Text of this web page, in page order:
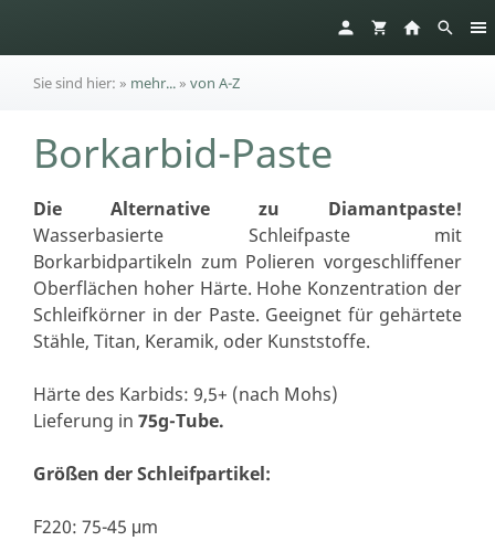
Sie sind hier: » mehr...» von A-Z
Borkarbid-Paste
Die Alternative zu Diamantpaste!
Wasserbasierte Schleifpaste mit
Borkarbidpartikeln zum Polieren vorgeschliffener
Oberflächen hoher Härte. Hohe Konzentration der
Schleifkörner in der Paste. Geeignet für gehärtete
Stähle, Titan, Keramik, oder Kunststoffe.
Härte des Karbids: 9,5+ (nach Mohs)
Lieferung in 75g-Tube.
Größen der Schleifpartikel:
F220: 75-45 μm